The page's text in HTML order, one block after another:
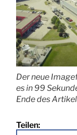
Der neue
es in 99
Ende des
Teilen: